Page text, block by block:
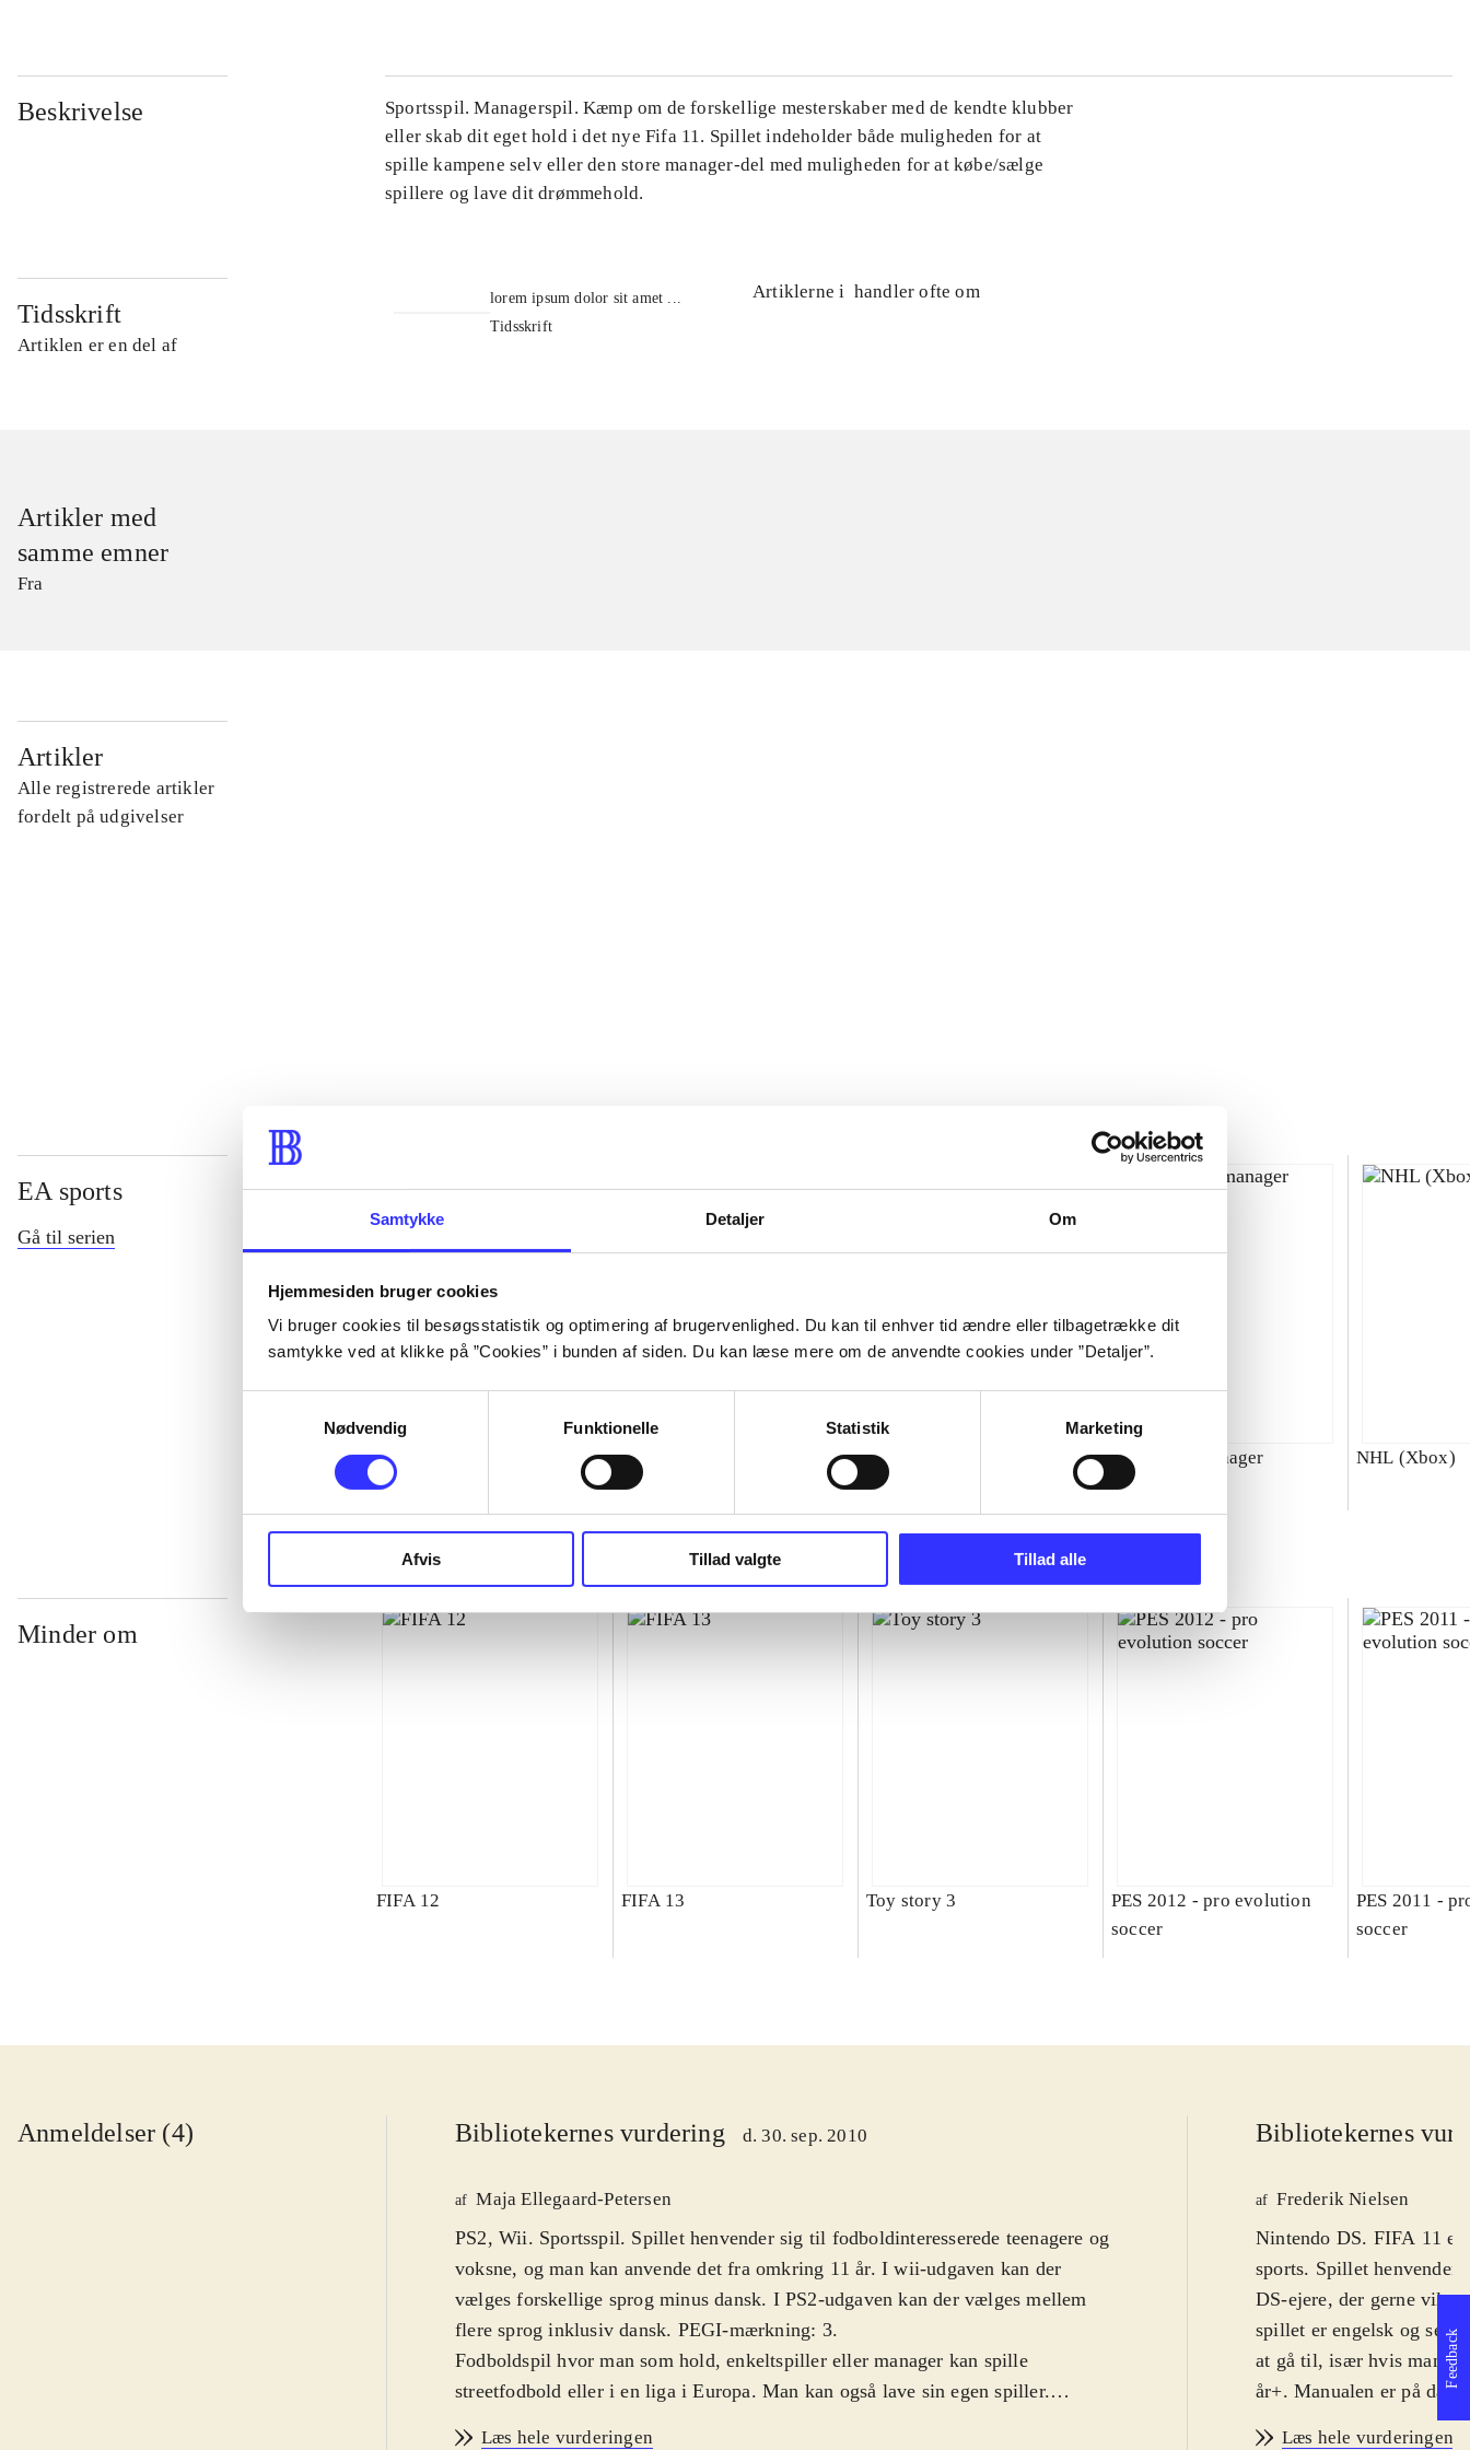
Samtykke Detaljer Om
Hjemmesiden bruger cookies
Vi bruger cookies til besøgsstatistik og optimering af brugervenlighed. Du kan til enhver tid ændre eller tilbagetrække dit
samtykke ved at klikke på ”Cookies” i bunden af siden. Du kan læse mere om de anvendte cookies under ”Detaljer”.
Nødvendig
Funktionelle Statistik Marketing
Afvis Tillad valgte Tillad alle
Beskrivelse
Sportsspil. Managerspil. Kæmp om de forskellige mesterskaber med de kendte klubber
eller skab dit eget hold i det nye Fifa 11. Spillet indeholder både muligheden for at
spille kampene selv eller den store manager-del med muligheden for at købe/sælge
spillere og lave dit drømmehold.
Tidsskrift
Artiklen er en del af
lorem ipsum dolor sit amet ...
Tidsskrift
Artiklerne i handler ofte om
Artikler med
samme emner
Fra
Artikler
Alle registrerede artikler
fordelt på udgivelser
EA sports
Gå til serien
NHL (Pc) NBA live (Pc)
Superbike 2000 : SBK
superbike world
championship
Total club manager NHL (Xbox)
Minder om
FIFA 12 FIFA 13 Toy story 3
PES 2012 - pro evolution
soccer
PES 2011 -
soccer
Anmeldelser (4) Bibliotekernes vurdering d. 30. sep. 2010
af Maja Ellegaard-Petersen
PS2, Wii. Sportsspil. Spillet henvender sig til fodboldinteresserede teenagere og
voksne, og man kan anvende det fra omkring 11 år. I wii-udgaven kan der
vælges forskellige sprog minus dansk. I PS2-udgaven kan der vælges mellem
flere sprog inklusiv dansk. PEGI-mærkning: 3.
Fodboldspil hvor man som hold, enkeltspiller eller manager kan spille
streetfodbold eller i en liga i Europa. Man kan også lave sin egen spiller.
Læs hele vurderingen
Bibliotekernes
af Frederik Nielsen
Nintendo DS. FIFA 11
sports. Spillet
DS-ejere, der gerne vil
spillet er engelsk og
at gå til, især hvis man
år+. Manualen er på
De nye tilføjelser i år er
Læs hele vurderingen
Feedback